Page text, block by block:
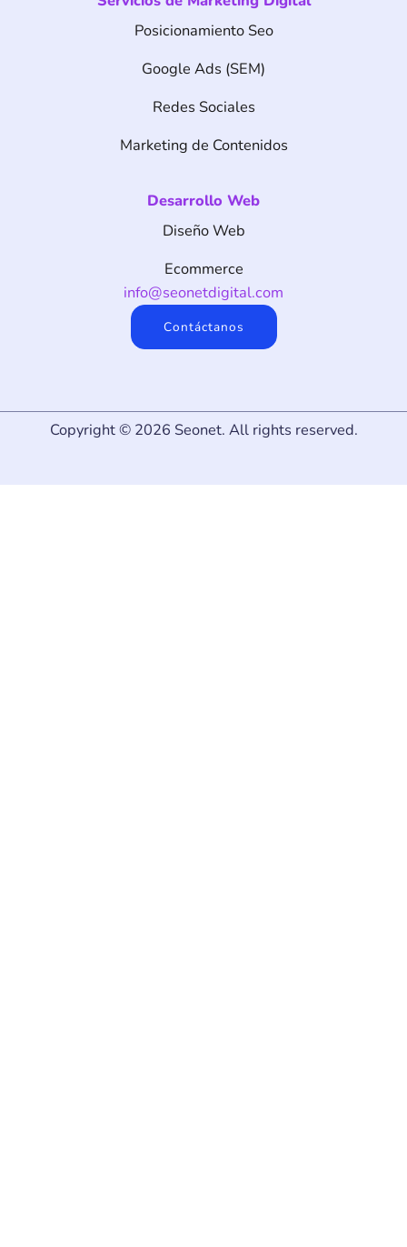
Posicionamiento Seo
Google Ads (SEM)
Redes Sociales
Marketing de Contenidos
Desarrollo Web
Diseño Web
Ecommerce
info@seonetdigital.com
Contáctanos
Copyright © 2026 Seonet. All rights reserved.